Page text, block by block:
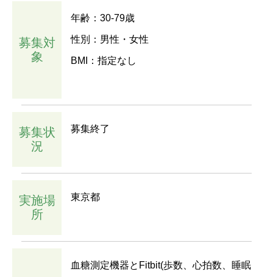
募集対
象
年齢：30-79歳
性別：男性・女性
BMI：指定なし
募集状
況
募集終了
実施場
所
東京都
血糖測定機器とFitbit(歩数、心拍数、睡眠